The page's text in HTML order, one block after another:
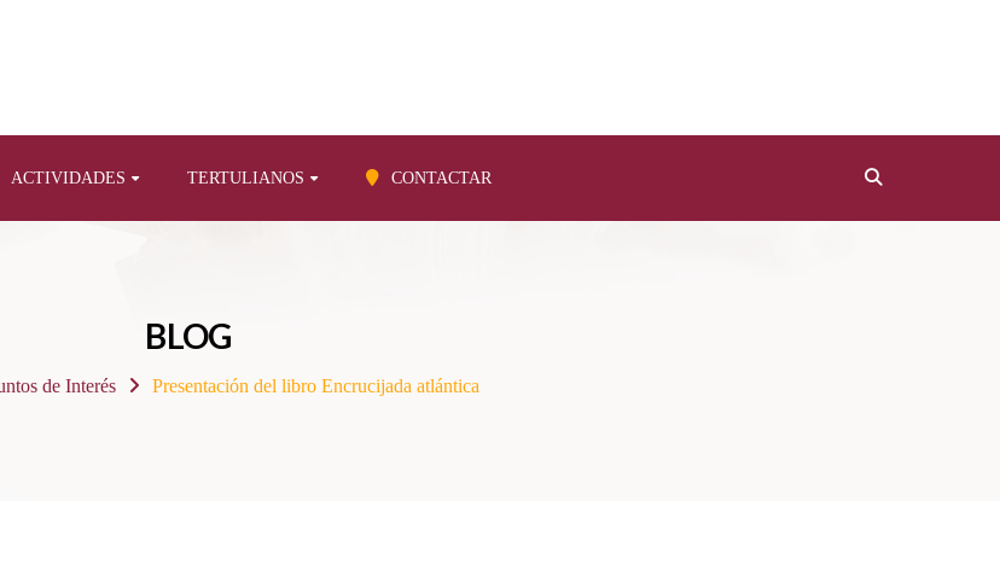
ACTIVIDADES TERTULIANOS CONTACTAR
BLOG
de Interés Presentación del libro Encrucijada atlántica